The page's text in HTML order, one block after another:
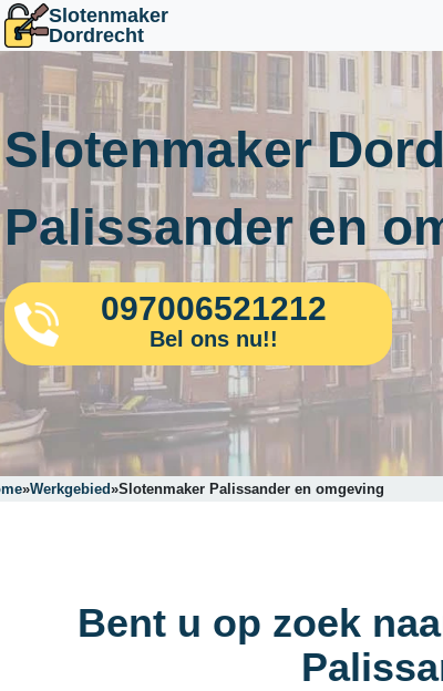
Slotenmaker
Dordrecht
Slotenmaker
Palissander en
097006521212
Bel ons nu!!
»Werkgebied»Slotenmaker Palissander en omgeving
Bent u op zoek